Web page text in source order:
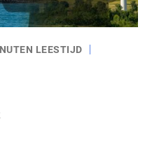
LEESTIJD